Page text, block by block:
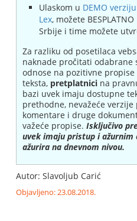
Ulaskom u DEMO
Lex, možete
Srbije i time možete
Za razliku od posetilaca
naknade pročitati odabrane
odnose na pozitivne
teksta, pretplatnici na
bazi uvek imaju dostupne
prethodne, nevažeće verzije
komentare i druge
važeće propise.Isključivo
uvek imaju pristup i ažurnim
ažurira na dnevnom nivou.
Autor: Slavoljub Carić
Objavljeno: 23.08.2018.